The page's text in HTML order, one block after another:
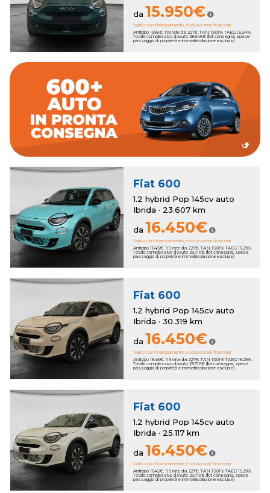
da 15.950€
Valido con finanziamento, escluso oneri finanziari
Anticipo 1595€. 119 rate da 221€. TAN 13.01% TAEG 15.34%.
Totale complessivo dovuto 28.946€ (kit consegna, spese
passaggio di proprietà e immatricolazione escluse)
Romana Auto propone una selezione accurata di vetture usate
e un'ampia scelta di auto km zero che ti garantiranno la
consegna rapida.
Concediti l'auto perfetta sceglienda fra oltre 600 vetture dei
migliori marchi accompagnato passa dopo passo
dall'esperienza del nostro Team.
Fiat 600
1.2 hybrid Pop 145cv auto
Ibrida · 23.607 km
da 16.450€
Valido con finanziamento, escluso oneri finanziari
Anticipo 1645€. 119 rate da 227€. TAN 13.01% TAEG 15.29%.
Totale complessivo dovuto 29.710€ (kit consegna, spese
passaggio di proprietà e immatricolazione escluse)
Fiat 600
1.2 hybrid Pop 145cv auto
Ibrida · 30.319 km
da 16.450€
Valido con finanziamento, escluso oneri finanziari
Anticipo 1645€. 119 rate da 227€. TAN 13.01% TAEG 15.29%.
Totale complessivo dovuto 29.710€ (kit consegna, spese
passaggio di proprietà e immatricolazione escluse)
Fiat 600
1.2 hybrid Pop 145cv auto
Ibrida · 25.117 km
da 16.450€
Valido con finanziamento, escluso oneri finanziari
Anticipo 1645€. 119 rate da 227€. TAN 13.01% TAEG 15.29%.
Totale complessivo dovuto 29.710€ (kit consegna, spese
passaggio di proprietà e immatricolazione escluse)